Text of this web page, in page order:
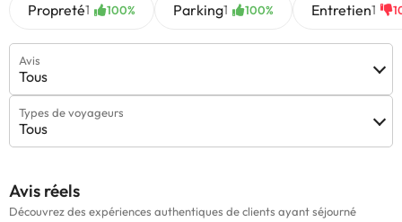
Propreté1 100% Parking1 100% Entretien1
Avis
Tous
Types de voyageurs
Tous
Avis réels
Découvrez des expériences authentiques de clients ayant séjourné